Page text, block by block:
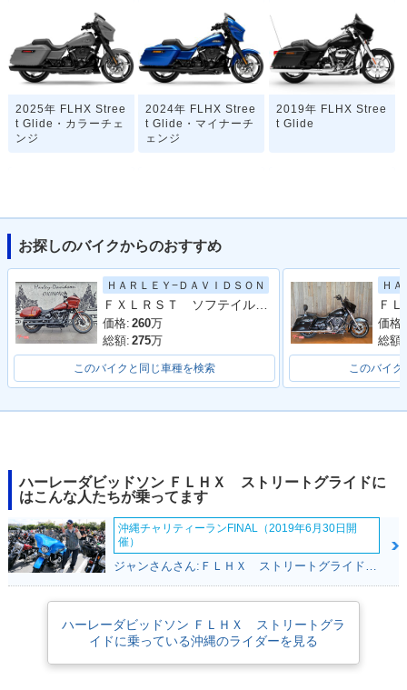
2025年 FLHX Stree
t Glide・カラーチェ
ンジ
2024年 FLHX Stree
t Glide・マイナーチ
ェンジ
2019年 FLHX Stree
t Glide
2018年 FLHX ANV
Street Glide Annive
rsary・特別・限定仕
様
2018年 FLHX Stree
t Glide
2014年 FLHX Stree
t Glide・マイナーチ
ェンジ
treet Glide・カラー
チェンジ
ーチェンジ
t Glide・カラーチェ
ンジ
2010年 FLHX Stree
t Glide・カラーチェ
2009年 FLHX Stree
t Glide
2008年 FLHX Stree
t Glide
お探しのバイクからのおすすめ
ＨＡＲＬＥＹ−ＤＡＶＩＤＳＯＮ
ＦＸＬＲＳＴ ソフテイル ローライダーＳＴ ２人乗り構造変更済み
価格: 260万
総額: 275万
このバイクと同じ車種を検索
Ｈ
価格:
総額:
このバイク
ハーレーダビッドソン ＦＬＨＸ ストリートグライドに
はこんな人たちが乗ってます
沖縄チャリティーランFINAL（2019年6月30日開
催）
ジャンさんさん:ＦＬＨＸ ストリートグライド(ハーレーダビッドソン)
ハーレーダビッドソン ＦＬＨＸ ストリートグラ
イドに乗っている沖縄のライダーを見る